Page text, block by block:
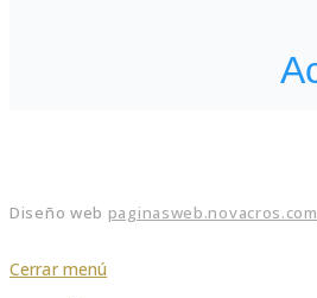
Diseño web paginasweb.novacros.com
Cerrar menú